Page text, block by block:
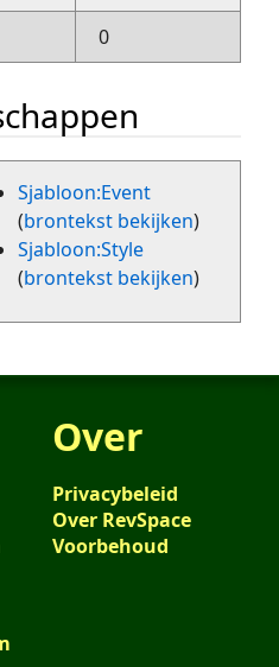
0
Sjabloon:Event
(brontekst bekijken)
Sjabloon:Style
(brontekst bekijken)
Over
Privacybeleid
Over RevSpace
Voorbehoud